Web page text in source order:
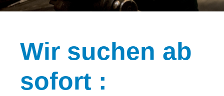
Wir suchen ab
sofort :